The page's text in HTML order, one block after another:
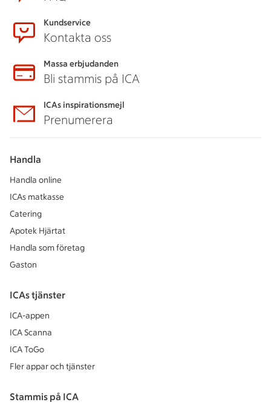
Kundservice
Kontakta oss
Massa erbjudanden
Bli stammis på ICA
ICAs inspirationsmejl
Prenumerera
Handla
Handla online
ICAs matkasse
Catering
Apotek Hjärtat
Handla som företag
Gaston
ICAs tjänster
ICA-appen
ICA Scanna
ICA ToGo
Fler appar och tjänster
Stammis på ICA